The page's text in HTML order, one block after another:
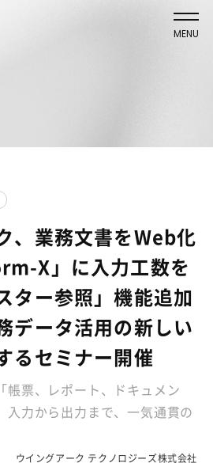
MENU
、業務文書をWeb化
X」に入力工数を
ター参照」機能追加
データ活用の新しい
るセミナー開催
帳票、レポート、ドキュメン
力から出力まで、一気通貫の
ウイングアーク テクノロジーズ株式会社